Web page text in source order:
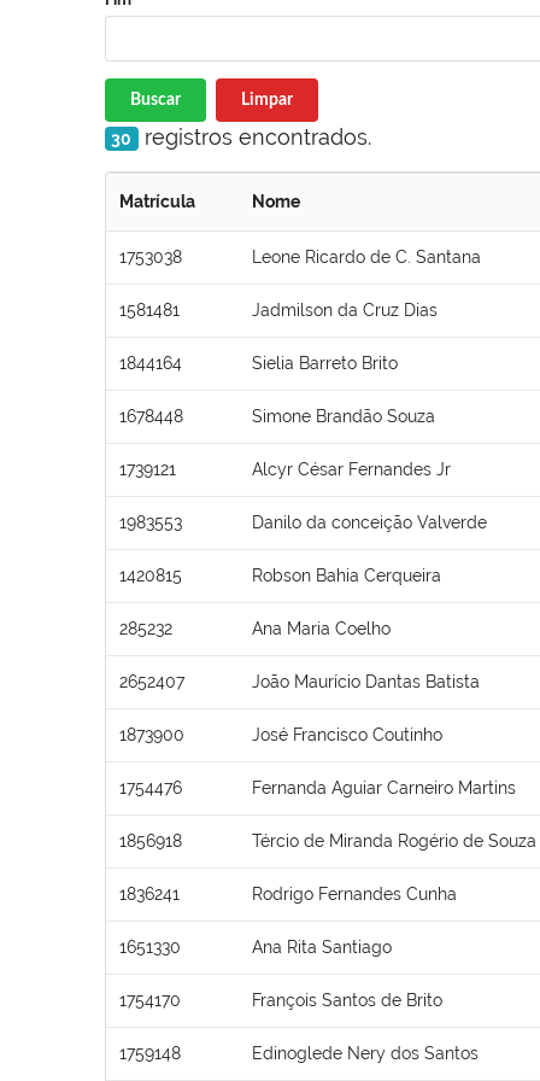
Buscar Limpar
30 registros encontrados.
Matrícula Nome
1753038 Leone Ricardo de C. Santana
1581481 Jadmilson da Cruz Dias
1844164 Sielia Barreto Brito
1678448 Simone Brandão Souza
1739121 Alcyr César Fernandes Jr
1983553 Danilo da conceição Valverde
1420815 Robson Bahia Cerqueira
285232 Ana Maria Coelho
2652407 João Maurício Dantas Batista
1873900 José Francisco Coutinho
1754476 Fernanda Aguiar Carneiro Martins
1856918 Tércio de Miranda Rogério de Souza
1836241 Rodrigo Fernandes Cunha
1651330 Ana Rita Santiago
1754170 François Santos de Brito
1759148 Edinoglede Nery dos Santos